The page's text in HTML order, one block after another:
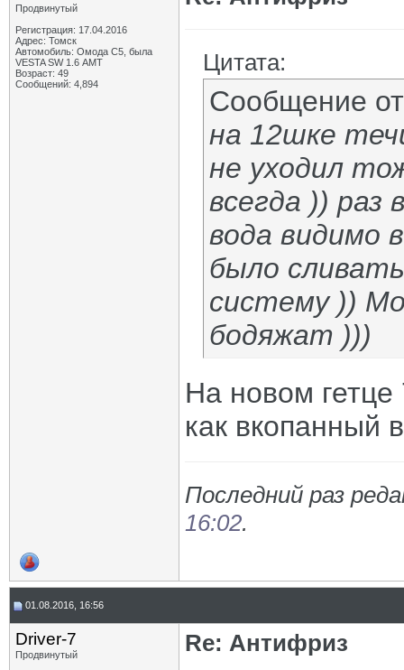
Продвинутый
Регистрация: 17.04.2016
Адрес: Томск
Автомобиль: Омода С5, была
VESTA SW 1.6 АМТ
Возраст: 49
Сообщений: 4,894
Цитата:
Сообщение
на 12шке
не уходил
всегда )) раз
вода видимо
было
систему ))
бодяжат )))
На новом гетце
как вкопанный
Последний раз
16:02.
01.08.2016, 16:56
Driver-7
Продвинутый
Re: Антифриз